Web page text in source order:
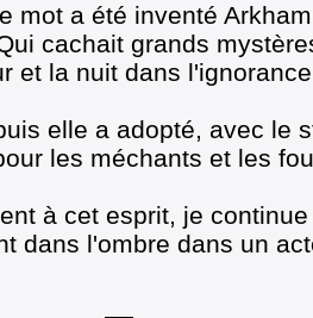
mot a été inventé
cachait grands
et la nuit dans
elle a adopté, avec le
les méchants et les
à cet esprit, je
dans l'ombre dans un